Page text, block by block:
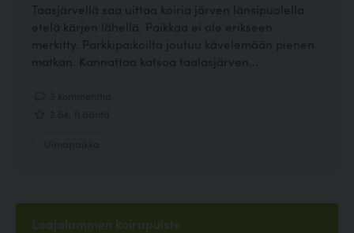
Taasjärvellä saa uittaa koiria järven länsipuolella
etelä kärjen lähellä. Paikkaa ei ole erikseen
merkitty. Parkkipaikoilta joutuu kävelemään pienen
matkan. Kannattaa katsoa taalasjärven...
Laajalammen koirapuisto